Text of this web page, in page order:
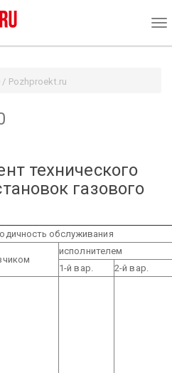
Pozhproekt.ru
технического
газового
обслуживания
исполнителем
1-й вар.
2-й вар.